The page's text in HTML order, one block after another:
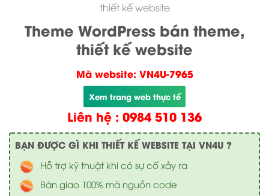
thiết kế website
Theme WordPress bán theme,
thiết kế website
Mã website: VN4U-7965
Xem trang web thực tế
Liên hệ : 0984 510 136
BẠN ĐƯỢC GÌ KHI THIẾT KẾ WEBSITE TẠI VN4U ?
Hỗ trợ kỹ thuật khi có sự cố xảy ra
Bàn giao 100% mã nguồn code